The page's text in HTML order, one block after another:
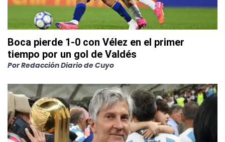
Boca pierde 1-0 con Vélez en el primer
tiempo por un gol de Valdés
PorRedacción Diario de Cuyo